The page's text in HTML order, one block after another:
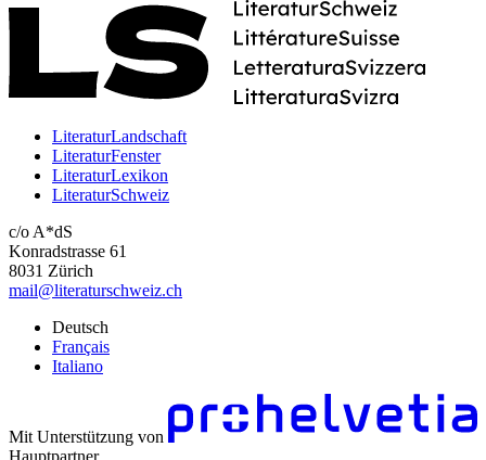
LiteraturLandschaft
LiteraturFenster
LiteraturLexikon
LiteraturSchweiz
c/o A*dS
Konradstrasse 61
8031 Zürich
mail@literaturschweiz.ch
Deutsch
Français
Italiano
Mit Unterstützung von
Hauptpartner